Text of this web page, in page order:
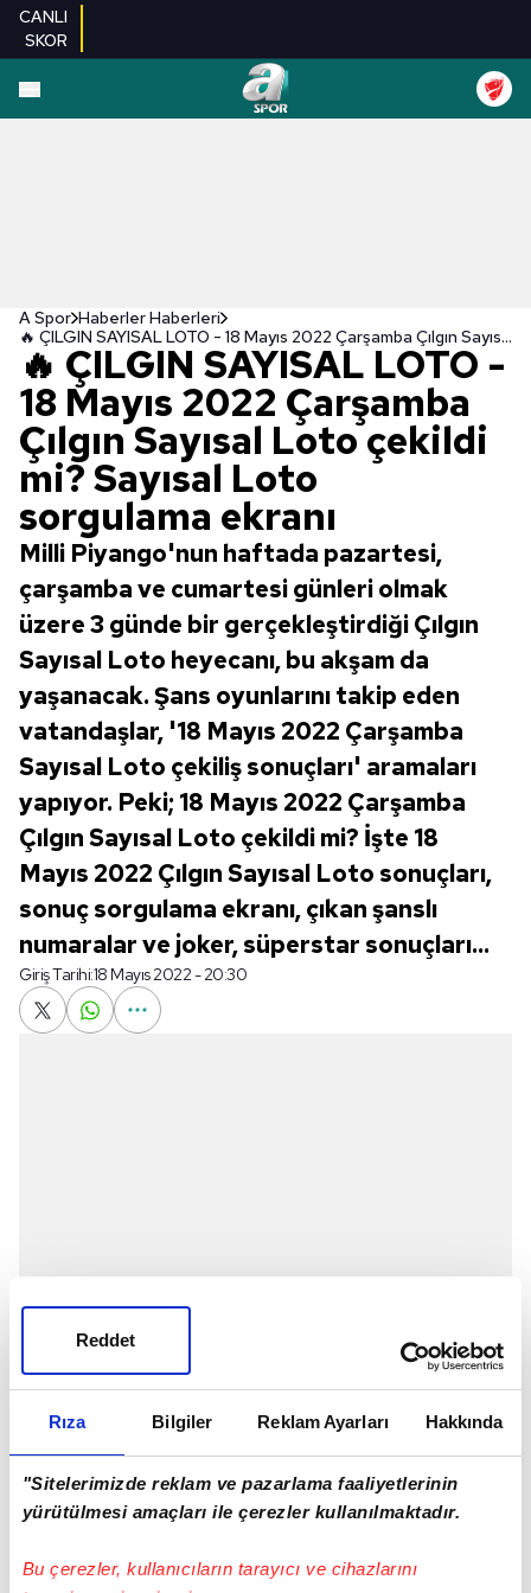
Rıza Bilgiler Reklam Ayarları Hakkında
"Sitelerimizde reklam ve pazarlama faaliyetlerinin
yürütülmesi amaçları ile çerezler kullanılmaktadır.
Bu çerezler, kullanıcıların tarayıcı ve cihazlarını
Reddet
CANLI
SKOR
A Spor Haberler Haberleri
🔥 ÇILGIN SAYISAL LOTO - 18 Mayıs 2022 Çarşamba Çılgın Sayısal Loto çekildi mi? Sayısal Loto sorgulama ekranı
🔥 ÇILGIN SAYISAL LOTO -
18 Mayıs 2022 Çarşamba
Çılgın Sayısal Loto çekildi
mi? Sayısal Loto
sorgulama ekranı
Milli Piyango'nun haftada pazartesi,
çarşamba ve cumartesi günleri olmak
üzere 3 günde bir gerçekleştirdiği Çılgın
Sayısal Loto heyecanı, bu akşam da
yaşanacak. Şans oyunlarını takip eden
vatandaşlar, '18 Mayıs 2022 Çarşamba
Sayısal Loto çekiliş sonuçları' aramaları
yapıyor. Peki; 18 Mayıs 2022 Çarşamba
Çılgın Sayısal Loto çekildi mi? İşte 18
Mayıs 2022 Çılgın Sayısal Loto sonuçları,
sonuç sorgulama ekranı, çıkan şanslı
numaralar ve joker, süperstar sonuçları...
Giriş Tarihi:18 Mayıs 2022 - 20:30
Milli Piyango'nun düzenlediği Çılgın
Loto'nun 18 Mayıs 2022 Çarşamba günü çekilişi
gerçekleştirilecek. Şans oyunları sevenler '18 Mayıs
Sayısal Loto çekilişleri pazartesi, çarşamba ve